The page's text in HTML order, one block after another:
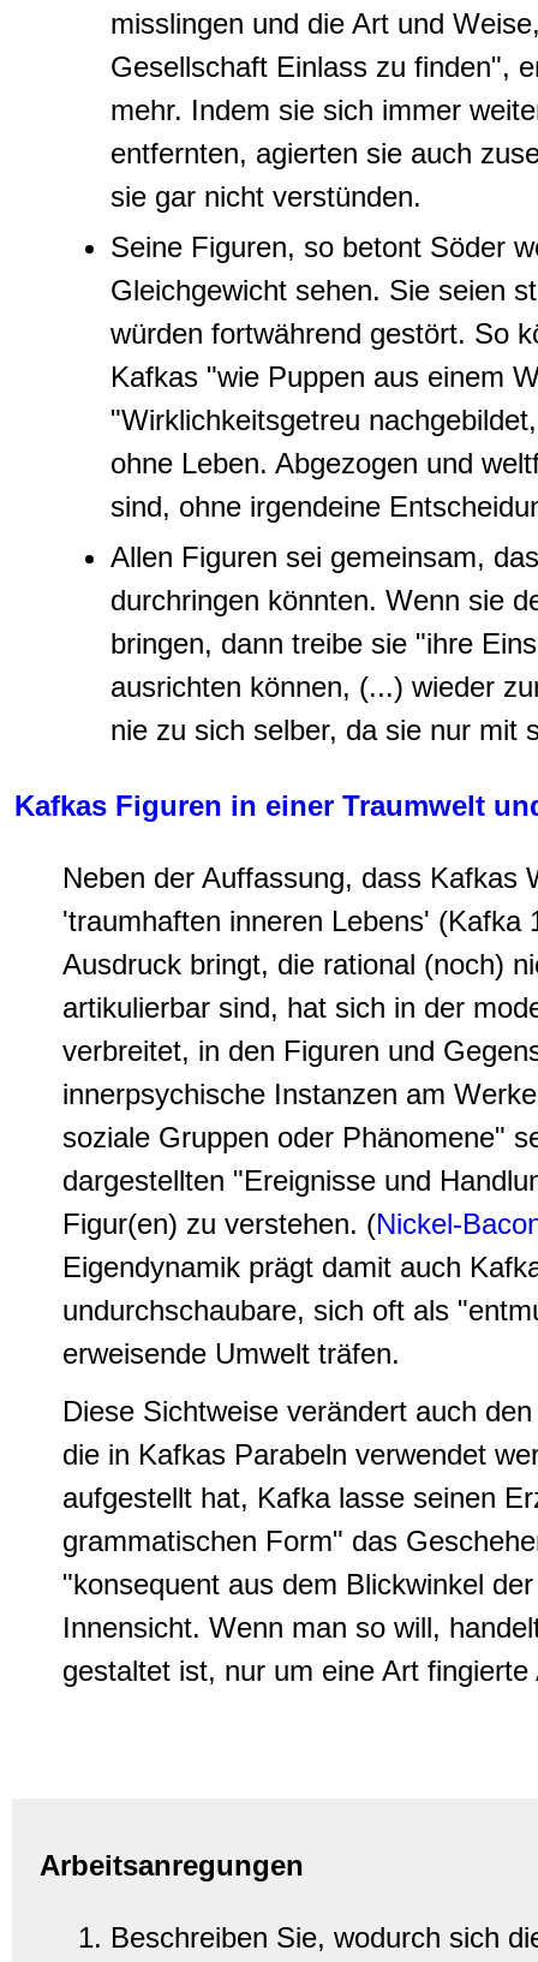
misslingen und die Art und
Gesellschaft Einlass zu finden",
mehr. Indem sie sich immer
entfernten, agierten sie auch
sie gar nicht verstünden.
Seine Figuren, so betont Söder
Gleichgewicht sehen. Sie seien
würden fortwährend gestört. So
Kafkas "wie Puppen aus einem
"Wirklichkeitsgetreu
ohne Leben. Abgezogen und
sind, ohne irgendeine
Allen Figuren sei gemeinsam,
durchringen könnten. Wenn sie
bringen, dann treibe sie "ihre
ausrichten können, (...) wieder
nie zu sich selber, da sie nur mit
Kafkas Figuren in einer Traumwelt
Neben der Auffassung, dass Kafkas
'traumhaften inneren Lebens'
Ausdruck bringt, die rational (noch)
artikulierbar sind, hat sich in der
verbreitet, in den Figuren und
innerpsychische Instanzen am
soziale Gruppen oder Phänomene"
dargestellten "Ereignisse und
Figur(en) zu verstehen. (Nickel-
Eigendynamik prägt damit auch
undurchschaubare, sich oft als
erweisende Umwelt träfen.
Diese Sichtweise verändert auch
die in Kafkas Parabeln verwendet
aufgestellt hat, Kafka lasse seinen
grammatischen Form" das
"konsequent aus dem Blickwinkel
Innensicht. Wenn man so will,
gestaltet ist, nur um eine Art
Arbeitsanregungen
Beschreiben Sie, wodurch sich